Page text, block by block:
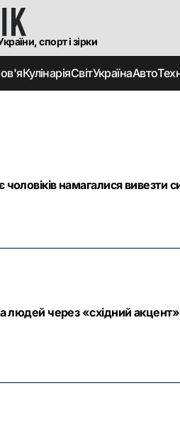
спорт і зірки
КулінаріяСвітУкраїнаАвто
намагалися вивезти
людей через «східний